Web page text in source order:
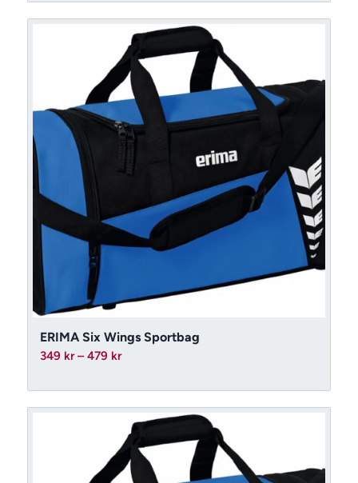
ERIMA Six Wings Sportbag
349 kr – 479 krPrisintervall:
till
479 kr